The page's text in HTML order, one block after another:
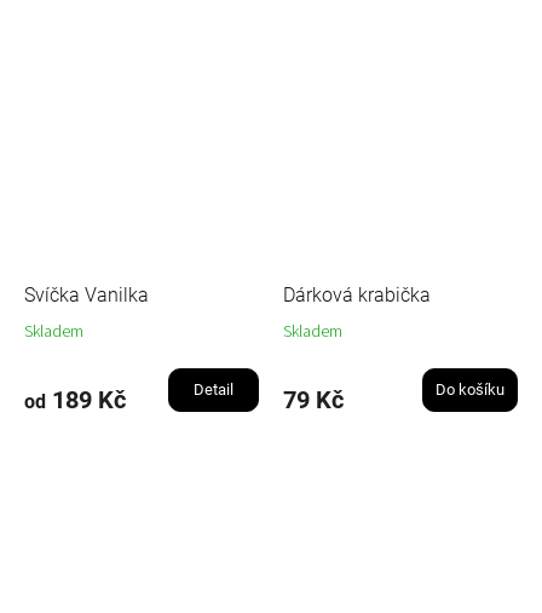
Svíčka Vanilka
Skladem
od 189 Kč Detail
Dárková krabička
Skladem
79 Kč Do košíku